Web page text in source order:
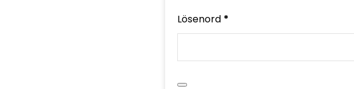
Lösenord *